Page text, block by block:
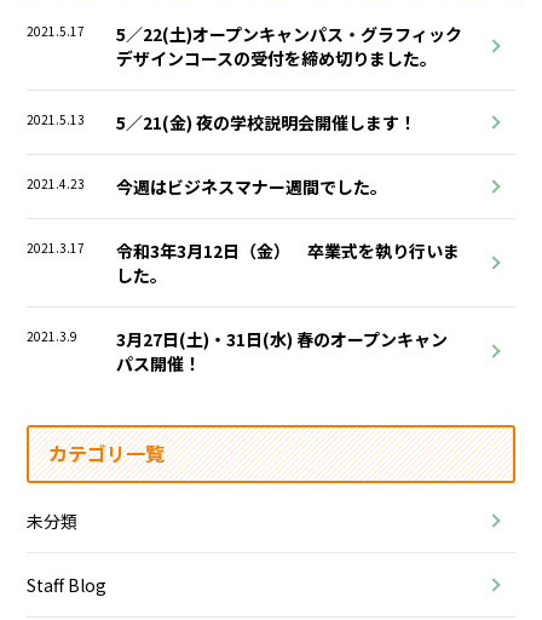
2021.5.17
5／22(土)オープンキャンパス・グラフィック
デザインコースの受付を締め切りました。
2021.5.13 5／21(金) 夜の学校説明会開催します！
2021.4.23 今週はビジネスマナー週間でした。
2021.3.17
令和3年3月12日（金） 卒業式を執り行いま
した。
2021.3.9
3月27日(土)・31日(水) 春のオープンキャン
パス開催！
カテゴリ一覧
未分類
Staff Blog